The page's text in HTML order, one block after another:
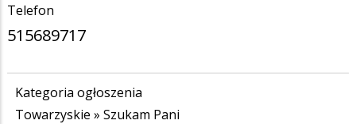
Telefon
515689717
Kategoria ogłoszenia
Towarzyskie » Szukam Pani